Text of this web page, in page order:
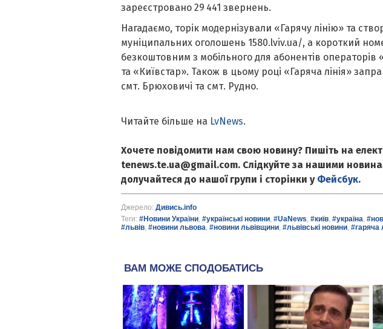
зареєстровано 29 441 звернень.
Нагадаємо, торік модернізували «Гарячу лінію» та
муніципальних оголошень 1580.lviv.ua/, а короткий
безкоштовним з мобільного для абонентів
та «Київстар». Також в цьому році «Гаряча лінія»
смт. Брюховичі та смт. Рудно.
Читайте більше на LvNews.
Хочете повідомити нам свою новину? Пишіть на
tenews.te.ua@gmail.com. Слідкуйте за нашими
долучайтеся до нашої групи і сторінки у Фейсбук.
Джерело: Дивись.info
Теги: #Новини України, #українські новини, #UaNews, #київ, #україна,
#львів, #новини львова, #новини львівщини, #львівські новини, #гаряча